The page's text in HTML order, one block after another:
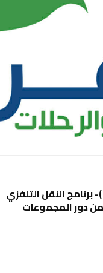
برنامج النقل التلفزي
من دور المجموعات